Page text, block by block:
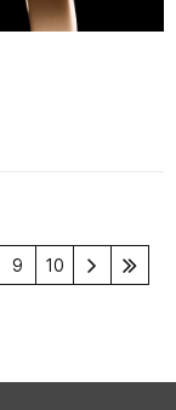
9 10